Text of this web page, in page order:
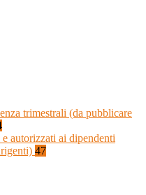
trimestrali (da pubblicare
autorizzati ai dipendenti
47